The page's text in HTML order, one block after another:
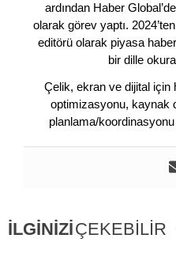
ardından Haber
olarak görev yaptı.
editörü olarak piyasa
bir dille
Çelik, ekran ve dijital için
optimizasyonu, kaynak
planlama/
İLGİNİZİÇEKEBİLİR